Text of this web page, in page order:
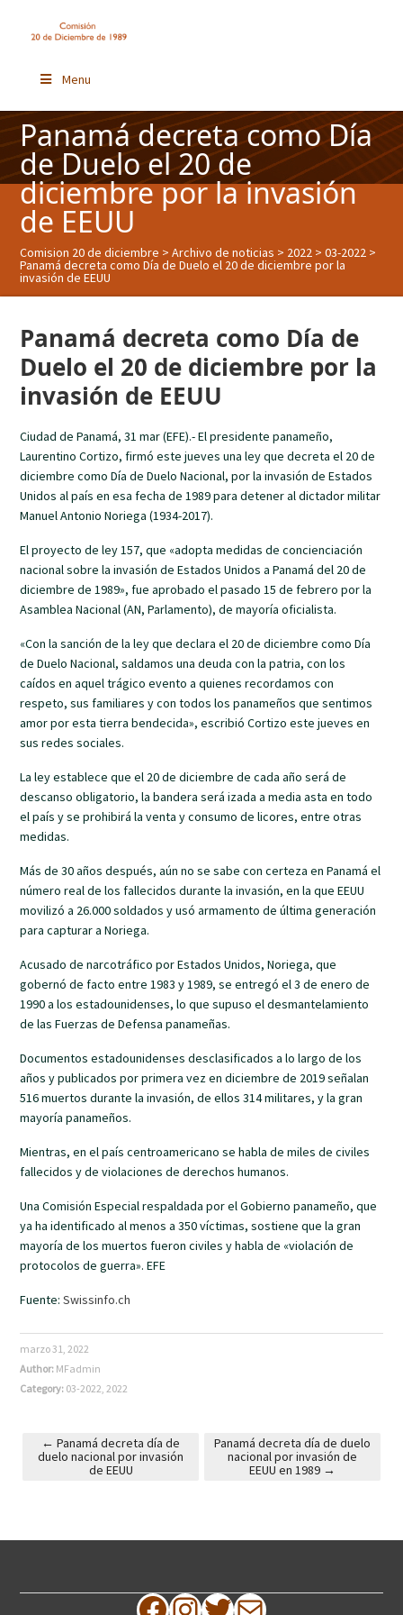
Menu
Panamá decreta como Día
de Duelo el 20 de
diciembre por la invasión
de EEUU
Comision 20 de diciembre >Archivo de noticias > 2022 >03-2022 >
Panamá decreta como Día de Duelo el 20 de diciembre por la
invasión de EEUU
Panamá decreta como Día de
Duelo el 20 de diciembre por la
invasión de EEUU
Ciudad de Panamá, 31 mar (EFE).- El presidente panameño,
Laurentino Cortizo, firmó este jueves una ley que decreta el 20 de
diciembre como Día de Duelo Nacional, por la invasión de Estados
Unidos al país en esa fecha de 1989 para detener al dictador militar
Manuel Antonio Noriega (1934-2017).
El proyecto de ley 157, que «adopta medidas de concienciación
nacional sobre la invasión de Estados Unidos a Panamá del 20 de
diciembre de 1989», fue aprobado el pasado 15 de febrero por la
Asamblea Nacional (AN, Parlamento), de mayoría oficialista.
«Con la sanción de la ley que declara el 20 de diciembre como Día
de Duelo Nacional, saldamos una deuda con la patria, con los
caídos en aquel trágico evento a quienes recordamos con
respeto, sus familiares y con todos los panameños que sentimos
amor por esta tierra bendecida», escribió Cortizo este jueves en
sus redes sociales.
La ley establece que el 20 de diciembre de cada año será de
descanso obligatorio, la bandera será izada a media asta en todo
el país y se prohibirá la venta y consumo de licores, entre otras
medidas.
Más de 30 años después, aún no se sabe con certeza en Panamá el
número real de los fallecidos durante la invasión, en la que EEUU
movilizó a 26.000 soldados y usó armamento de última generación
para capturar a Noriega.
Acusado de narcotráfico por Estados Unidos, Noriega, que
gobernó de facto entre 1983 y 1989, se entregó el 3 de enero de
1990 a los estadounidenses, lo que supuso el desmantelamiento
de las Fuerzas de Defensa panameñas.
Documentos estadounidenses desclasificados a lo largo de los
años y publicados por primera vez en diciembre de 2019 señalan
516 muertos durante la invasión, de ellos 314 militares, y la gran
mayoría panameños.
Mientras, en el país centroamericano se habla de miles de civiles
fallecidos y de violaciones de derechos humanos.
Una Comisión Especial respaldada por el Gobierno panameño, que
ya ha identificado al menos a 350 víctimas, sostiene que la gran
mayoría de los muertos fueron civiles y habla de «violación de
protocolos de guerra». EFE
Fuente:Swissinfo.ch
marzo 31, 2022
Author: MFadmin
Category: 03-2022 ,2022
Post navigation
← Panamá decreta día de
duelo nacional por invasión
de EEUU
Panamá decreta día de duelo
nacional por invasión de
EEUU en 1989 →